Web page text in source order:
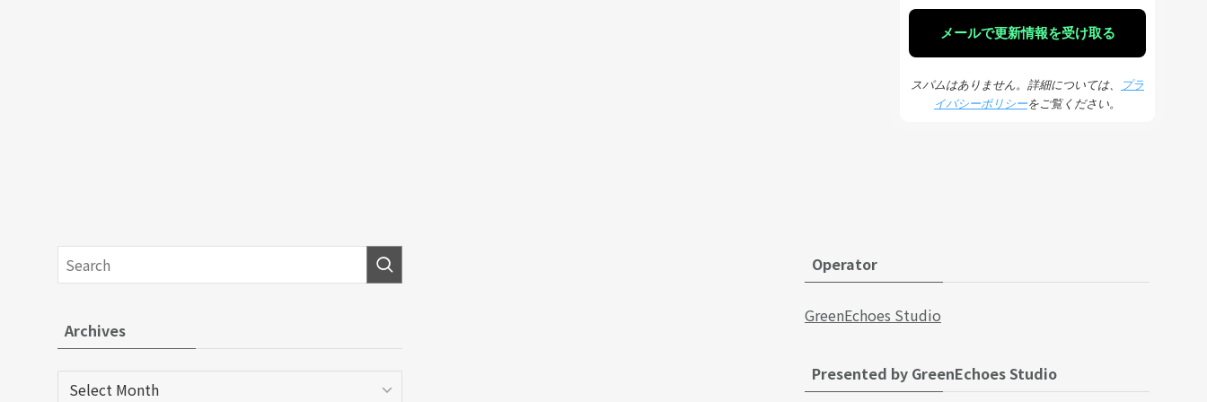
スパムはありません。詳細については、
プラ
イバシーポリシーをご覧ください。
Archives
Archives
Operator
GreenEchoes Studio
Presented by GreenEchoes Studio